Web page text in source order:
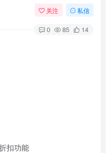
关注 私信
0 85 14
扣功能